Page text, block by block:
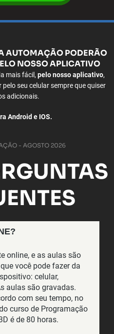
AUTOMAÇÃO PODERÃO
NOSSO APLICATIVO
mais fácil, pelo nosso aplicativo,
seu celular sempre que quiser
adicionais.
Android e IOS.
- AGOSTO 2026
online, e as aulas são
você pode fazer da
celular,
aulas são gravadas.
com seu tempo, no
curso de Programação
é de 80 horas.